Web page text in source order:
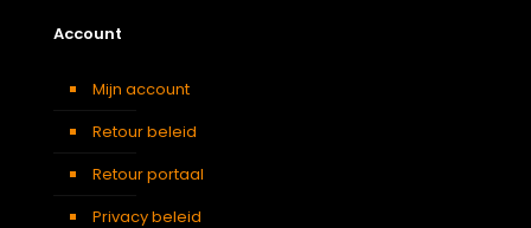
Account
Mijn account
Retour beleid
Retour portaal
Privacy beleid